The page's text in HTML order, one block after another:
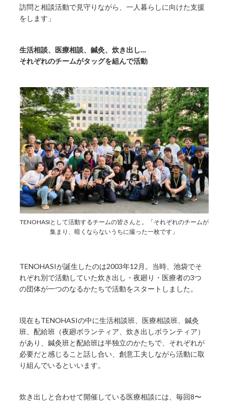
訪問と相談活動で見守りながら、一人暮らしに向けた支援
をします」
生活相談、医療相談、鍼灸、炊き出し…
それぞれのチームがタッグを組んで活動
TENOHASIとして活動するチームの皆さんと。「それぞれのチームが
集まり、暗くならないうちに撮った一枚です」
TENOHASIが誕生したのは2003年12月。当時、池袋でそ
れぞれ別で活動していた炊き出し・夜廻り・医療者の3つ
の団体が一つのなるかたちで活動をスタートしました。
現在もTENOHASIの中に生活相談班、医療相談班、鍼灸
班、配給班（夜廻ボランティア、炊き出しボランティア）
があり、鍼灸班と配給班は半独立のかたちで、それぞれが
必要だと感じること話し合い、創意工夫しながら活動に取
り組んでいるといいます。
炊き出しと合わせて開催している医療相談には、毎回8〜